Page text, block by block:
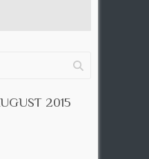
2015